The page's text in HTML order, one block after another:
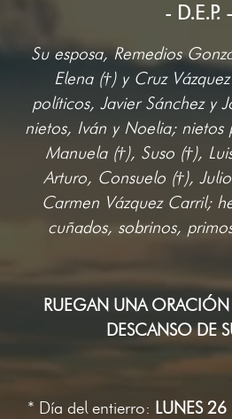
- D.E.P. -
Su esposa, Remedios
Elena (†) y Cruz
políticos, Javier Sánchez y
nietos, Iván y Noelia; nietos
Manuela (†), Suso (†),
Arturo, Consuelo (†),
Carmen Vázquez Carril;
cuñados, sobrinos,
RUEGAN UNA ORACIÓN
DESCANSO DE
* Día del entierro: LUNES